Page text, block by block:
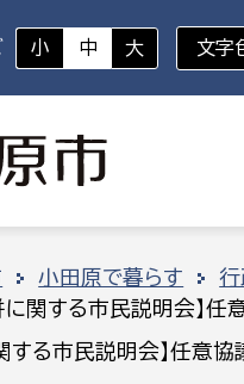
小 中 大 文字
小田原で暮らす 行
に関する市民説明会】
する市民説明会】任意